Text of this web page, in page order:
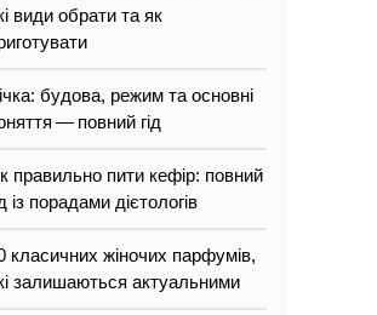
види обрати та як
будова, режим та основні
— повний гід
правильно пити кефір: повний
із порадами дієтологів
класичних жіночих парфумів,
залишаються актуальними